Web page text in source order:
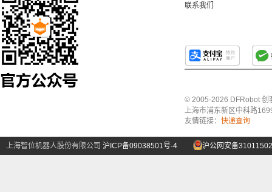
联系我们
© 2005-2026 DFRobot 创
上海市浦东新区中科路
友情链接： 快递查询
上海智位机器人股份有限公司 沪ICP备09038501号-4 沪公网安备